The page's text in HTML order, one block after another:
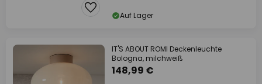
Auf Lager
IT'S ABOUT ROMI Deckenleuchte
Bologna, milchweiß
148,99 €